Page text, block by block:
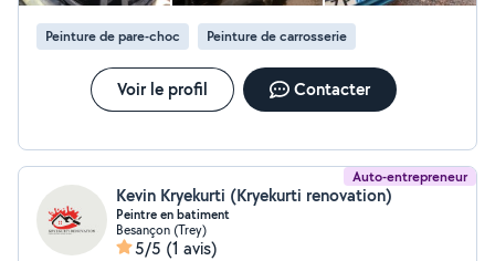
Peinture de pare-choc Peinture de carrosserie
Voir le profil Contacter
Auto-entrepreneur
Kevin Kryekurti (Kryekurti renovation)
Peintre en batiment
Besançon (Trey)
5/5 (1 avis)